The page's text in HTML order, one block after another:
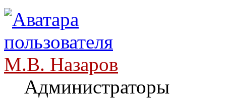
М.В. Назаров
Администраторы